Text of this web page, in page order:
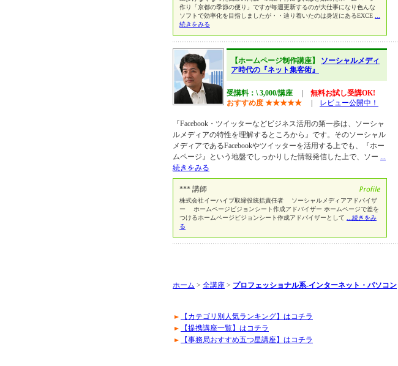
作り「京都の季節の便り」ですが毎週更新するのが大仕事になり色んな
ソフトで効率化を目指しましたが・・辿り着いたのは身近にあるEXCE
続きをみる
【ホームページ制作講座】 ソーシャルメディ
ア時代の『ネット集客術』
受講料：\ 3,000/講座
無料お試し受講OK!
おすすめ度 ★★★★★ レビュー公開中！
『Facebook・ツイッターなどビジネス活用の第一歩は、ソーシャ
ルメディアの特性を理解するところから』です。そのソーシャル
メディアであるFacebookやツイッターを活用する上でも、『ホー
ムページ』という地盤でしっかりした情報発信した上で、ソー ...
続きをみる
*** 講師
株式会社イーハイブ取締役統括責任者 ソーシャルメディアアドバイザ
ー ホームページビジョンシート作成アドバイザー ホームページで差を
つけるホームページビジョンシート作成アドバイザーとして
...続きをみ
る
ホーム > 全講座 > プロフェッショナル系-インターネット・パソコン
【カテゴリ別人気ランキング】はコチラ
【提携講座一覧】はコチラ
【事務局おすすめ五つ星講座】はコチラ